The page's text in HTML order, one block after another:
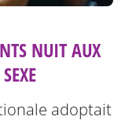
NUIT AUX
adoptait